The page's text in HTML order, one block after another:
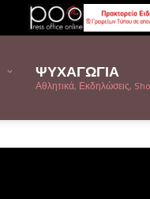
ΨΥΧΑΓΩΓΙΑ
Αθλητικά, Εκδηλώσεις,